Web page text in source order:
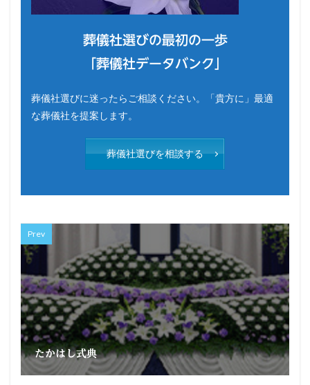
葬儀社選びの最初の一歩
「葬儀社データバンク」
葬儀社選びに迷ったらご相談ください。「貴方に」最適
な葬儀社を提案します。
葬儀社選びを相談する
Prev
たかはし式典